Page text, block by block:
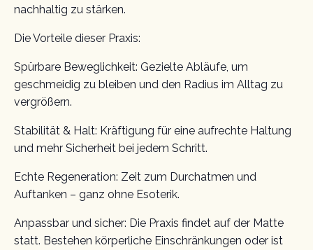
nachhaltig zu stärken.
Die Vorteile dieser Praxis:
Spürbare Beweglichkeit: Gezielte Abläufe, um
geschmeidig zu bleiben und den Radius im Alltag zu
vergrößern.
Stabilität & Halt: Kräftigung für eine aufrechte Haltung
und mehr Sicherheit bei jedem Schritt.
Echte Regeneration: Zeit zum Durchatmen und
Auftanken – ganz ohne Esoterik.
Anpassbar und sicher: Die Praxis findet auf der Matte
statt. Bestehen körperliche Einschränkungen oder ist